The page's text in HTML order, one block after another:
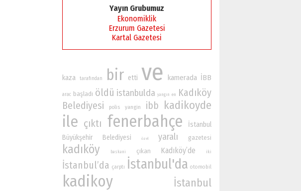
Yayın Grubumuz
Ekonomiklik
Erzurum Gazetesi
Kartal Gazetesi
kaza tarafından bir etti ve kamerada İBB
arac başladı öldü istanbulda yangın en
Kadıköy
Belediyesi
polis yangin ibb kadikoyde
ile çıktı fenerbahçe
İstanbul
Büyükşehir Belediyesi
özel yaralı gazetesi
kadıköy baskani çıkan Kadıköy’de iki
İstanbul’da çarptı İstanbul'da otomobil
kadikoy İstanbul